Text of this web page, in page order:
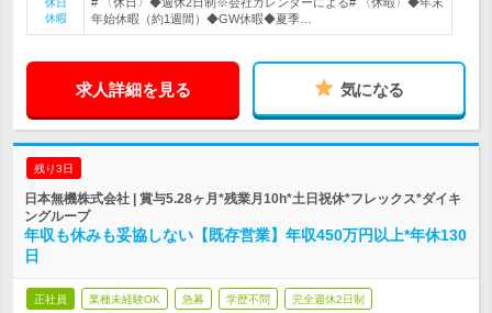
休日
休暇
年始休暇（約1週間）◆GW休暇◆夏季…
求人詳細を見る 気になる
残り3日
日本無機株式会社 | 賞与5.28ヶ月*残業月10h*土日祝休*フレックス*ダイキ
ングループ
年収も休みも妥協しない【既存営業】年収450万円以上*年休130
日
正社員 業種未経験OK 急募 学歴不問 完全週休2日制